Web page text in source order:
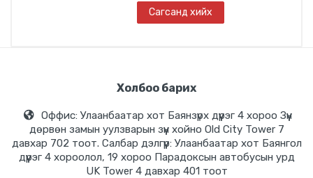
Сагсанд хийх
Холбоо барих
Оффис: Улаанбаатар хот Баянзүрх дүүрэг 4 хороо Зүүн
дөрвөн замын уулзварын зүүн хойно Old City Tower 7
давхар 702 тоот. Салбар дэлгүүр: Улаанбаатар хот Баянгол
дүүрэг 4 хороолол, 19 хороо Парадоксын автобусын урд
UK Tower 4 давхар 401 тоот